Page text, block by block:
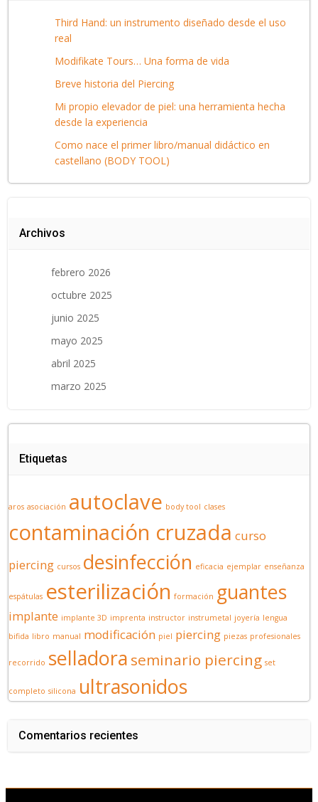
Third Hand: un instrumento diseñado desde el uso
real
Modifikate Tours… Una forma de vida
Breve historia del Piercing
Mi propio elevador de piel: una herramienta hecha
desde la experiencia
Como nace el primer libro/manual didáctico en
castellano (BODY TOOL)
Archivos
febrero 2026
octubre 2025
junio 2025
mayo 2025
abril 2025
marzo 2025
Etiquetas
aros asociación autoclave body tool clases
contaminación cruzada curso
piercing cursos desinfección eficacia ejemplar enseñanza
espátulas esterilización formación guantes
implante implante 3D imprenta instructor instrumetal joyería lengua
bifida libro manual modificación piel piercing piezas profesionales
recorrido selladora seminario piercing set
completo silicona ultrasonidos
Comentarios recientes